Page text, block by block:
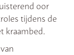
oor
tijdens de
kraambed.